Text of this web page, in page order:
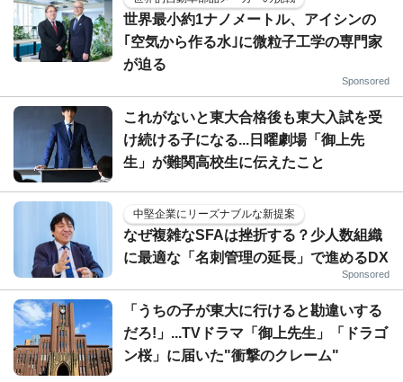
世界最小約1ナノメートル、アイシンの
｢空気から作る水｣に微粒子工学の専門家
が迫る
Sponsored
これがないと東大合格後も東大入試を受
け続ける子になる...日曜劇場「御上先
生」が難関高校生に伝えたこと
中堅企業にリーズナブルな新提案
なぜ複雑なSFAは挫折する？少人数組織
に最適な「名刺管理の延長」で進めるDX
Sponsored
「うちの子が東大に行けると勘違いする
だろ!」...TVドラマ「御上先生」「ドラゴ
ン桜」に届いた"衝撃のクレーム"